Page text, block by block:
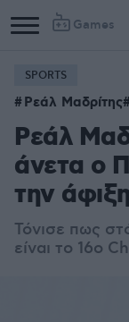
Games
SPORTS
Ρεάλ Μαδρίτης
Ρεάλ
άνετα ο
την
Τόνισε πως
είναι το 16ο